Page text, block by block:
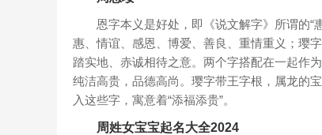
恩字本义是好处，即《说文解字》所谓的“
惠、情谊、感恩、博爱、善良、重情重义；璎
踏实地、赤诚相待之意。两个字搭配在一起作
纯洁高贵，品德高尚。璎字带王字根，属龙的
入这些字，寓意着“添福添贵”。
周姓女宝宝起名大全2024